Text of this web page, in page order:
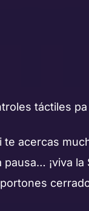
táctiles
acercas
¡viva la